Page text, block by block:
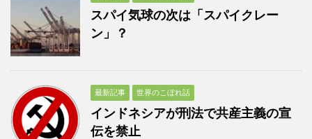
スパイ気球の次は「スパイクレー
ン」？
最新記事 世界のこぼれ話
インドネシアが刑法で共産主義の宣
伝を禁止